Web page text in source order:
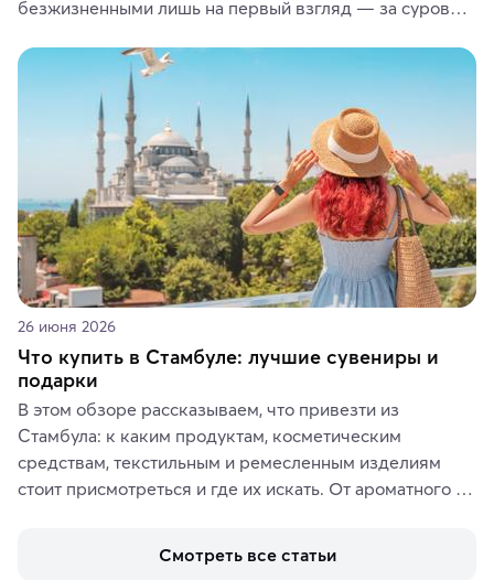
безжизненными лишь на первый взгляд — за суровой
животные и маршруты, которые дарят одни из самых
ярких впечатлений от путешествий.
26 июня 2026
Что купить в Стамбуле: лучшие сувениры и
подарки
В этом обзоре рассказываем, что привезти из
Стамбула: к каким продуктам, косметическим
средствам, текстильным и ремесленным изделиям
стоит присмотреться и где их искать. От ароматного
аутентичных лавках — в подарок близким или себе на
Смотреть все статьи